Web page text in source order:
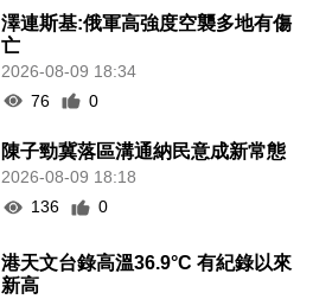
澤連斯基:俄軍高強度空襲多地有傷
亡
2026-08-09 18:34
76
0
陳子勁冀落區溝通納民意成新常態
2026-08-09 18:18
136
0
港天文台錄高溫36.9°C 有紀錄以來
新高